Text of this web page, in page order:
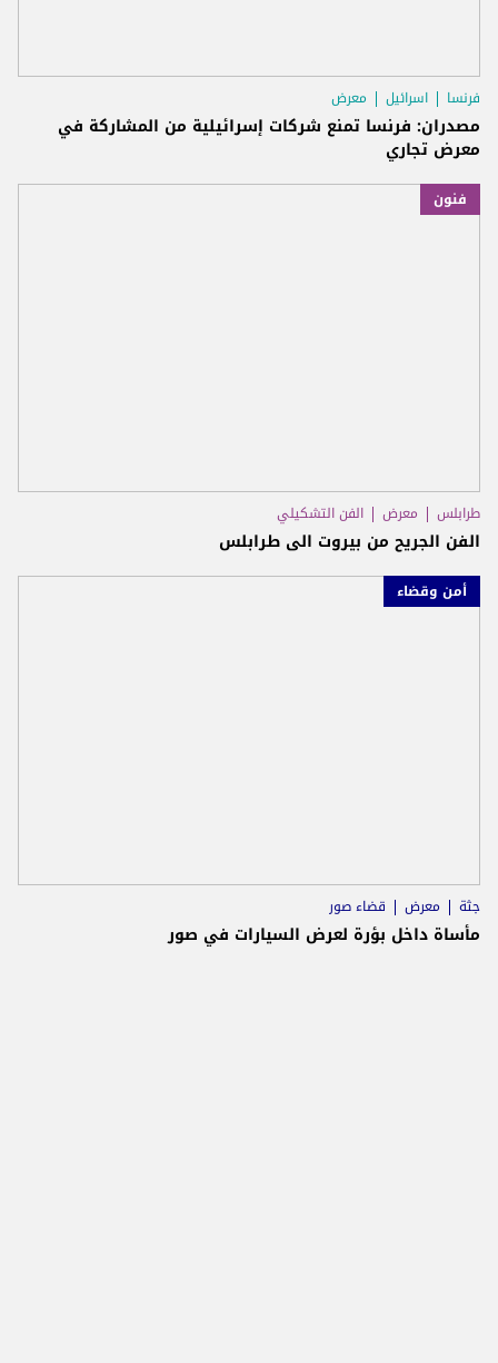
فرنسا اسرائيل معرض
مصدران: فرنسا تمنع شركات إسرائيلية من المشاركة في
معرض تجاري
فنون
طرابلس معرض الفن التشكيلي
الفن الجريح من بيروت الى طرابلس
أمن وقضاء
جثة معرض قضاء صور
مأساة داخل بؤرة لعرض السيارات في صور